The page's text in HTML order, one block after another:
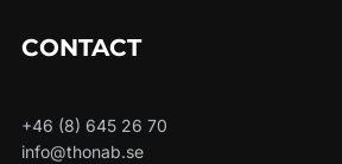
CONTACT
+46 (8) 645 26 70
info@thonab.se